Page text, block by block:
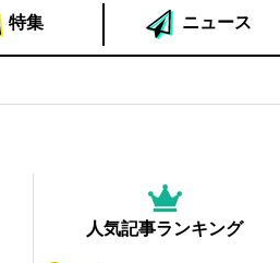
特集 ニュース
人気記事ランキング